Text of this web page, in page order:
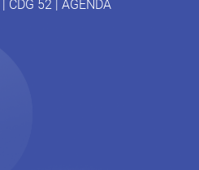
| CDG 52 | AGENDA